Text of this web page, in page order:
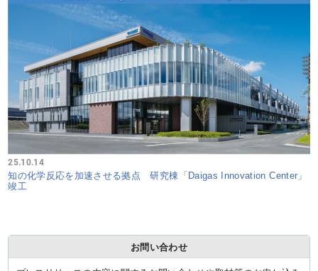
25.10.14
知の化学反応を加速させる拠点 研究棟「Daigas Innovation Center」
竣工
お問い合わせ